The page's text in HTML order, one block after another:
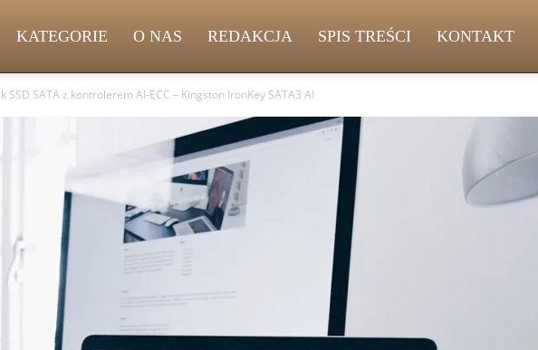
KATEGORIE O NAS REDAKCJA SPIS TREŚCI KONTAKT
SSD SATA z kontrolerem AI-ECC – Kingston IronKey SATA3 AI